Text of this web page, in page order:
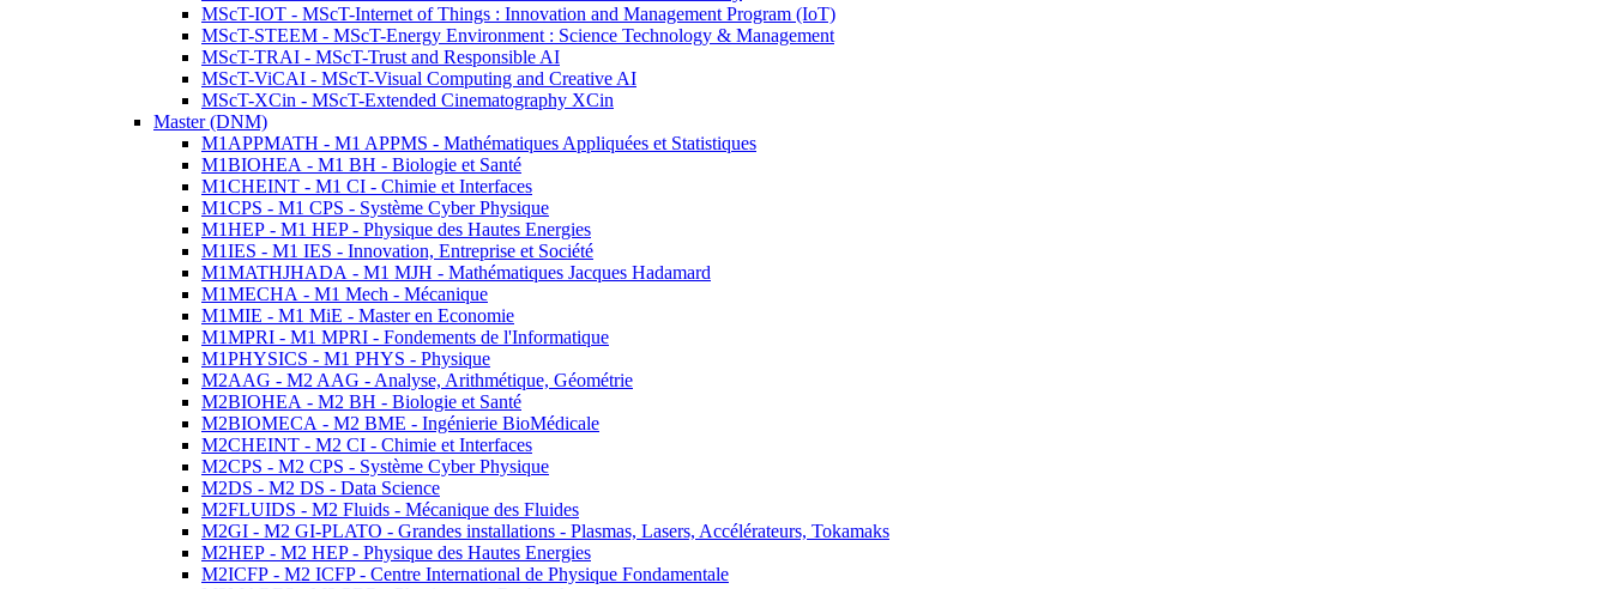
MScT-IOT - MScT-Internet of Things : Innovation and Management Program (IoT)
MScT-STEEM - MScT-Energy Environment : Science Technology & Management
MScT-TRAI - MScT-Trust and Responsible AI
MScT-ViCAI - MScT-Visual Computing and Creative AI
MScT-XCin - MScT-Extended Cinematography XCin
Master (DNM)
M1APPMATH - M1 APPMS - Mathématiques Appliquées et Statistiques
M1BIOHEA - M1 BH - Biologie et Santé
M1CHEINT - M1 CI - Chimie et Interfaces
M1CPS - M1 CPS - Système Cyber Physique
M1HEP - M1 HEP - Physique des Hautes Energies
M1IES - M1 IES - Innovation, Entreprise et Société
M1MATHJHADA - M1 MJH - Mathématiques Jacques Hadamard
M1MECHA - M1 Mech - Mécanique
M1MIE - M1 MiE - Master en Economie
M1MPRI - M1 MPRI - Fondements de l'Informatique
M1PHYSICS - M1 PHYS - Physique
M2AAG - M2 AAG - Analyse, Arithmétique, Géométrie
M2BIOHEA - M2 BH - Biologie et Santé
M2BIOMECA - M2 BME - Ingénierie BioMédicale
M2CHEINT - M2 CI - Chimie et Interfaces
M2CPS - M2 CPS - Système Cyber Physique
M2DS - M2 DS - Data Science
M2FLUIDS - M2 Fluids - Mécanique des Fluides
M2GI - M2 GI-PLATO - Grandes installations - Plasmas, Lasers, Accélérateurs, Tokamaks
M2HEP - M2 HEP - Physique des Hautes Energies
M2ICFP - M2 ICFP - Centre International de Physique Fondamentale